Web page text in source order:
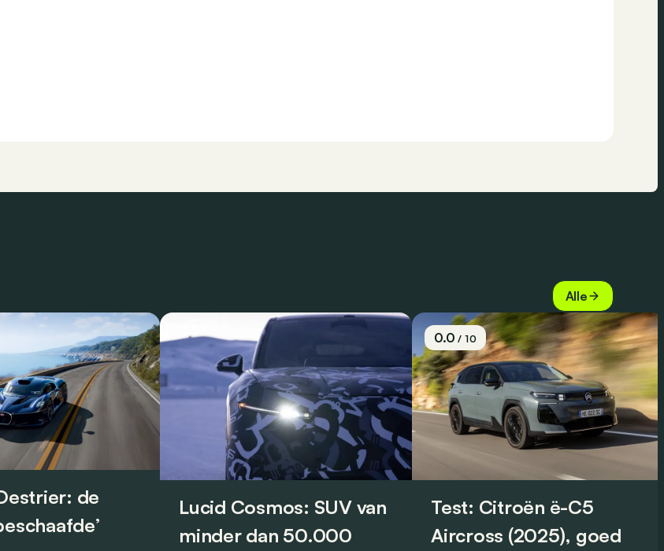
Alle
de
Lucid Cosmos: SUV van
minder dan 50.000
0.0/ 10
Test: Citroën ë-C5
Aircross (2025), goed